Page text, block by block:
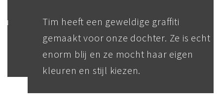
Tim heeft een geweldige graffiti
gemaakt voor onze dochter. Ze is echt
enorm blij en ze mocht haar eigen
kleuren en stijl kiezen.